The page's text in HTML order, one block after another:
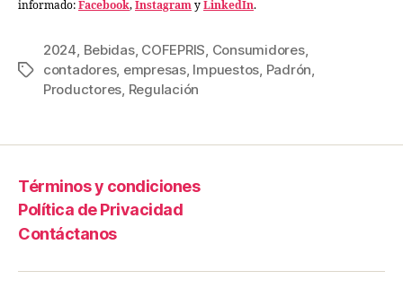
informado: Facebook, Instagram y LinkedIn.
2024, Bebidas, COFEPRIS, Consumidores,
contadores, empresas, Impuestos, Padrón,
Productores, Regulación
Términos y condiciones
Política de Privacidad
Contáctanos